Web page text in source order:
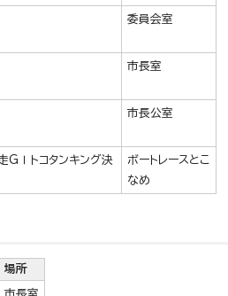
委員会室
市長室
市長公室
GⅠトコタンキング決
ボートレースとこ
なめ
場所